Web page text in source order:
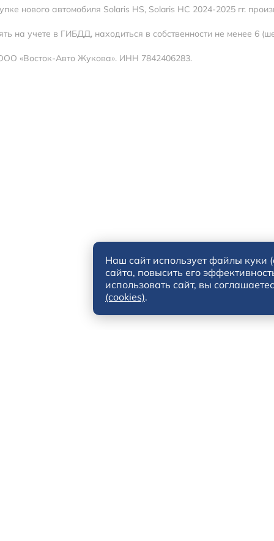
нового автомобиля Solaris HS, Solaris HC 2024-2025 гг.
на учете в ГИБДД, находиться в собственности не менее 6
«Восток-Авто Жукова». ИНН 7842406283.
Наш сайт использует файлы куки
сайта, повысить его
использовать сайт, вы
(cookies).